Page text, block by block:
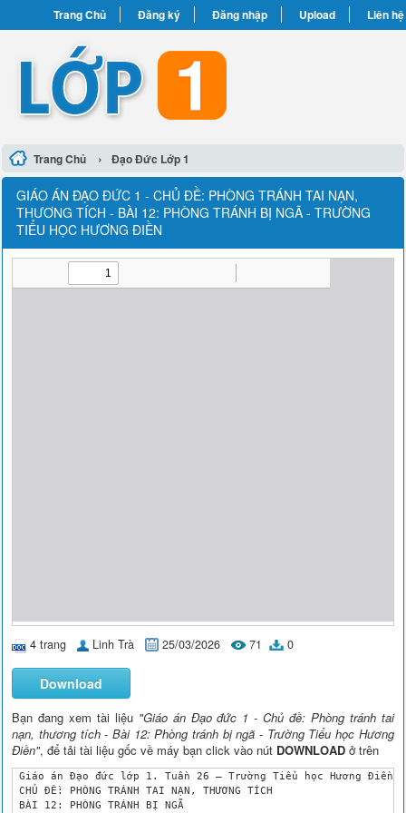
Trang Chủ Đăng ký Đăng nhập Upload Liên hệ
Trang Chủ › Đạo Đức Lớp 1
GIÁO ÁN ĐẠO ĐỨC 1 - CHỦ ĐỀ: PHÒNG TRÁNH TAI NẠN,
THƯƠNG TÍCH - BÀI 12: PHÒNG TRÁNH BỊ NGÃ - TRƯỜNG
TIỂU HỌC HƯƠNG ĐIỀN
4 trang Linh Trà 25/03/2026 71 0
Download
Bạn đang xem tài liệu "Giáo án Đạo đức 1 - Chủ đề: Phòng tránh tai
nạn, thương tích - Bài 12: Phòng tránh bị ngã - Trường Tiểu học Hương
Điền", để tải tài liệu gốc về máy bạn click vào nút DOWNLOAD ở trên
Giáo án Đạo đức lớp 1. Tuần 26 – Trường Tiểu học Hương Điền
CHỦ ĐỀ: PHÒNG TRÁNH TAI NẠN, THƯƠNG TÍCH
BÀI 12: PHÒNG TRÁNH BỊ NGÃ